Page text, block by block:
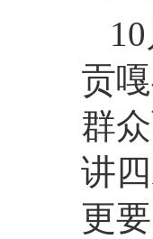
贡
群
讲
更